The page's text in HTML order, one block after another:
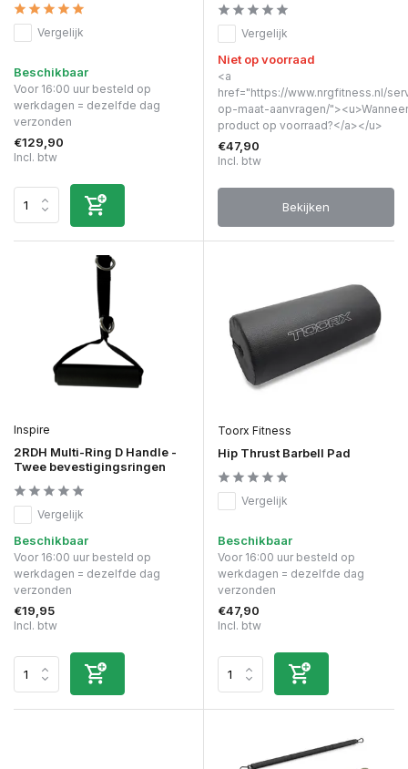
Vergelijk
Beschikbaar
Voor 16:00 uur besteld op
werkdagen = dezelfde dag
verzonden
€129,90
Incl. btw
Vergelijk
Niet op voorraad
<a
href="https://www.nrgfitness.nl/
op-maat-aanvragen/
product op voorraad?</a></u>
€47,90
Incl. btw
Bekijken
Inspire
2RDH Multi-Ring D Handle -
Twee bevestigingsringen
Vergelijk
Beschikbaar
Voor 16:00 uur besteld op
werkdagen = dezelfde dag
verzonden
€19,95
Incl. btw
Toorx Fitness
Hip Thrust Barbell Pad
Vergelijk
Beschikbaar
Voor 16:00 uur besteld op
werkdagen = dezelfde dag
verzonden
€47,90
Incl. btw